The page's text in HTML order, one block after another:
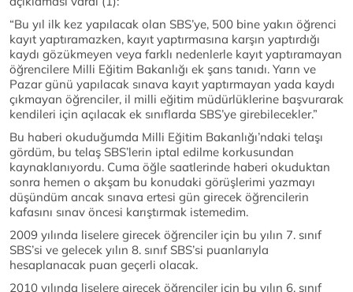
“Bu yıl ilk kez yapılacak olan SBS’ye, 500 bine yakın öğrenci
kayıt yaptıramazken, kayıt yaptırmasına karşın yaptırdığı
kaydı gözükmeyen veya farklı nedenlerle kayıt yaptıramayan
öğrencilere Milli Eğitim Bakanlığı ek şans tanıdı. Yarın ve
Pazar günü yapılacak sınava kayıt yaptırmayan yada kaydı
çıkmayan öğrenciler, il milli eğitim müdürlüklerine başvurarak
kendileri için açılacak ek sınıflarda SBS’ye girebilecekler.”
Bu haberi okuduğumda Milli Eğitim Bakanlığı’ndaki telaşı
gördüm, bu telaş SBS’lerin iptal edilme korkusundan
kaynaklanıyordu. Cuma öğle saatlerinde haberi okuduktan
sonra hemen o akşam bu konudaki görüşlerimi yazmayı
düşündüm ancak sınava ertesi gün girecek öğrencilerin
kafasını sınav öncesi karıştırmak istemedim.
2009 yılında liselere girecek öğrenciler için bu yılın 7. sınıf
SBS’si ve gelecek yılın 8. sınıf SBS’si puanlarıyla
hesaplanacak puan geçerli olacak.
2010 yılında liselere girecek öğrenciler için bu yılın 6. sınıf